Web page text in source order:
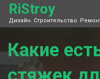
Skip
content
RiStroy
Дизайн. Строительство.
Какие